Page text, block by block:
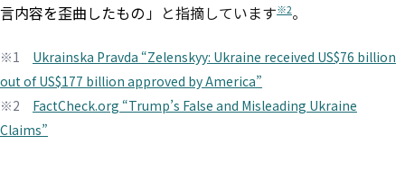
言内容を歪曲したもの」と指摘しています※2。
※1
Ukrainska Pravda “Zelenskyy: Ukraine received US$76 billion
out of US$177 billion approved by America”
※2
FactCheck.org “Trump’s False and Misleading Ukraine
Claims”